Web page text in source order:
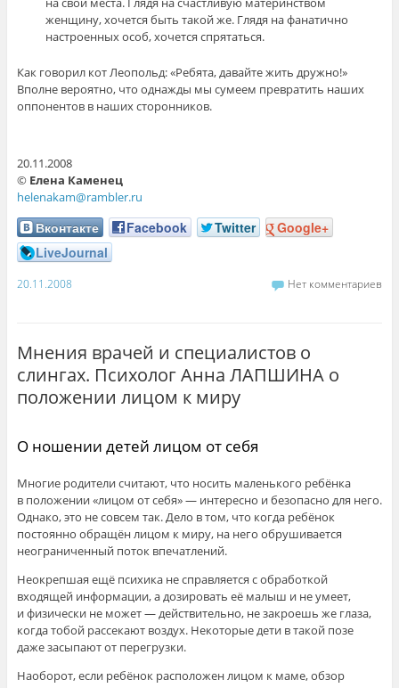
женщину, хочется быть такой же. Глядя на фанатично
настроенных особ, хочется спрятаться.
Как говорил кот Леопольд: «Ребята, давайте жить дружно!»
Вполне вероятно, что однажды мы сумеем превратить наших
оппонентов в наших сторонников.
20.11.2008
© Елена Каменец
helenakam@rambler.ru
Вконтакте Facebook Twitter
Google+
LiveJournal
20.11.2008 Нет комментариев
Мнения врачей и специалистов о
слингах. Психолог Анна ЛАПШИНА о
положении лицом к миру
О ношении детей лицом от себя
Многие родители считают, что носить маленького ребёнка
в положении «лицом от себя» — интересно и безопасно для него.
Однако, это не совсем так. Дело в том, что когда ребёнок
постоянно обращён лицом к миру, на него обрушивается
неограниченный поток впечатлений.
Неокрепшая ещё психика не справляется с обработкой
входящей информации, а дозировать её малыш и не умеет,
и физически не может — действительно, не закроешь же глаза,
когда тобой рассекают воздух. Некоторые дети в такой позе
даже засыпают от перегрузки.
Наоборот, если ребёнок расположен лицом к маме, обзор